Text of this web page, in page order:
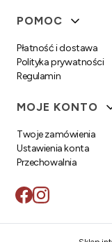
POMOC
Płatność i dostawa
Polityka prywatności
Regulamin
MOJE KONTO
Twoje zamówienia
Ustawienia konta
Przechowalnia